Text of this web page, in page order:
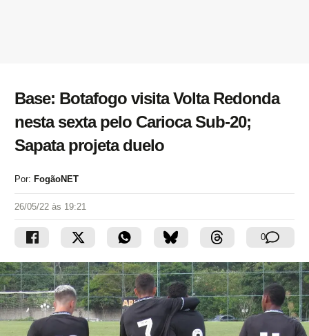
Base: Botafogo visita Volta Redonda
nesta sexta pelo Carioca Sub-20;
Sapata projeta duelo
Por: FogãoNET
26/05/22 às 19:21
0